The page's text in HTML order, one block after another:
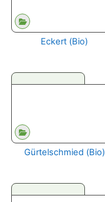
Eckert (Bio)
Gürtelschmied (Bio)